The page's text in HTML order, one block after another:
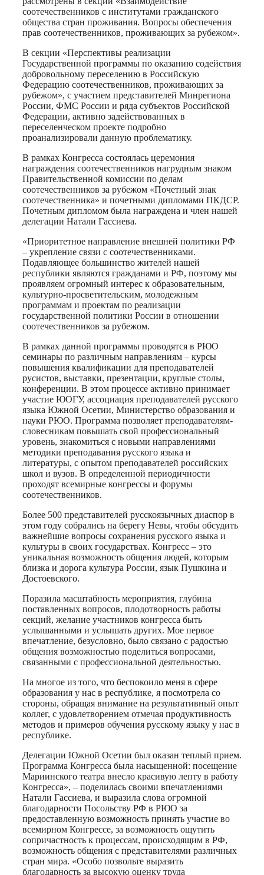
соотечественников с институтами гражданского
общества стран проживания. Вопросы обеспечения
прав соотечественников, проживающих за рубежом».
В секции «Перспективы реализации
Государственной программы по оказанию содействия
добровольному переселению в Российскую
Федерацию соотечественников, проживающих за
рубежом», с участием представителей Минрегиона
России, ФМС России и ряда субъектов Российской
Федерации, активно задействованных в
переселенческом проекте подробно
проанализировали данную проблематику.
В рамках Конгресса состоялась церемония
награждения соотечественников нагрудным знаком
Правительственной комиссии по делам
соотечественников за рубежом «Почетный знак
соотечественника» и почетными дипломами ПКДСР.
Почетным дипломом была награждена и член нашей
делегации Натали Гассиева.
«Приоритетное направление внешней политики РФ
– укрепление связи с соотечественниками.
Подавляющее большинство жителей нашей
республики являются гражданами и РФ, поэтому мы
проявляем огромный интерес к образовательным,
культурно-просветительским, молодежным
программам и проектам по реализации
государственной политики России в отношении
соотечественников за рубежом.
В рамках данной программы проводятся в РЮО
семинары по различным направлениям – курсы
повышения квалификации для преподавателей
русистов, выставки, презентации, круглые столы,
конференции. В этом процессе активно принимает
участие ЮОГУ, ассоциация преподавателей русского
языка Южной Осетии, Министерство образования и
науки РЮО. Программа позволяет преподавателям-
словесникам повышать свой профессиональный
уровень, знакомиться с новыми направлениями
методики преподавания русского языка и
литературы, с опытом преподавателей российских
школ и вузов. В определенной периодичности
проходят всемирные конгрессы и форумы
соотечественников.
Более 500 представителей русскоязычных диаспор в
этом году собрались на берегу Невы, чтобы обсудить
важнейшие вопросы сохранения русского языка и
культуры в своих государствах. Конгресс – это
уникальная возможность общения людей, которым
близка и дорога культура России, язык Пушкина и
Достоевского.
Поразила масштабность мероприятия, глубина
поставленных вопросов, плодотворность работы
секций, желание участников конгресса быть
услышанными и услышать других. Мое первое
впечатление, безусловно, было связано с радостью
общения возможностью поделиться вопросами,
связанными с профессиональной деятельностью.
На многое из того, что беспокоило меня в сфере
образования у нас в республике, я посмотрела со
стороны, обращая внимание на результативный опыт
коллег, с удовлетворением отмечая продуктивность
методов и примеров обучения русскому языку у нас в
республике.
Делегации Южной Осетии был оказан теплый прием.
Программа Конгресса была насыщенной: посещение
Мариинского театра внесло красивую лепту в работу
Конгресса», – поделилась своими впечатлениями
Натали Гассиева, и выразила слова огромной
благодарности Посольству РФ в РЮО за
предоставленную возможность принять участие во
всемирном Конгрессе, за возможность ощутить
сопричастность к процессам, происходящим в РФ,
возможность общения с представителями различных
стран мира. «Особо позвольте выразить
благодарность за высокую оценку труда